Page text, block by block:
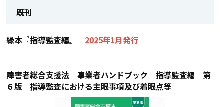
既刊
緑本『指導監査編』 2025年1月発行
障害者総合支援法 事業者ハンドブック 指導監査編 第
６版 指導監査における主眼事項及び着眼点等